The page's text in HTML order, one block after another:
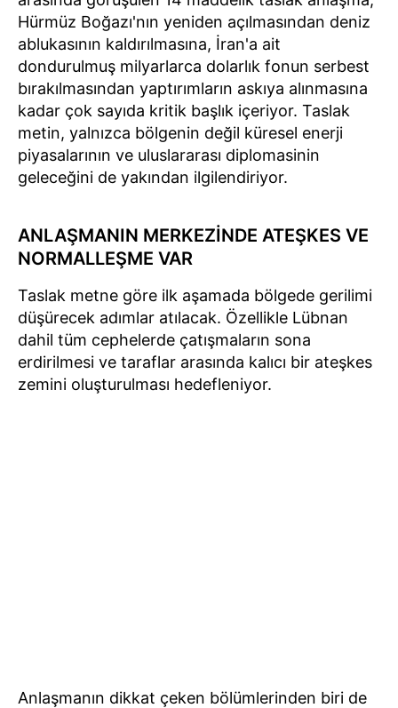
Hürmüz Boğazı'nın yeniden açılmasından deniz
ablukasının kaldırılmasına, İran'a ait
dondurulmuş milyarlarca dolarlık fonun serbest
bırakılmasından yaptırımların askıya alınmasına
kadar çok sayıda kritik başlık içeriyor. Taslak
metin, yalnızca bölgenin değil küresel enerji
piyasalarının ve uluslararası diplomasinin
geleceğini de yakından ilgilendiriyor.
ANLAŞMANIN MERKEZİNDE ATEŞKES VE
NORMALLEŞME VAR
Taslak metne göre ilk aşamada bölgede gerilimi
düşürecek adımlar atılacak. Özellikle Lübnan
dahil tüm cephelerde çatışmaların sona
erdirilmesi ve taraflar arasında kalıcı bir ateşkes
zemini oluşturulması hedefleniyor.
Anlaşmanın dikkat çeken bölümlerinden biri de